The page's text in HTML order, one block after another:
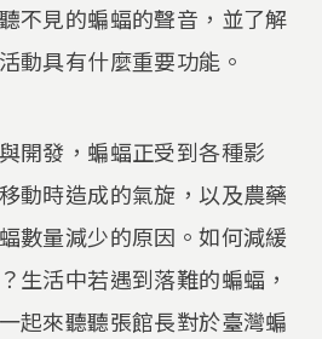
不見的蝙蝠的聲音，並了解
動具有什麼重要功能。
開發，蝙蝠正受到各種影
動時造成的氣旋，以及農藥
數量減少的原因。如何減緩
生活中若遇到落難的蝙蝠，
起來聽聽張館長對於臺灣蝙